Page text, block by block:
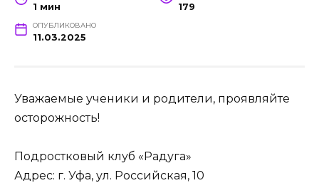
1 мин 179
ОПУБЛИКОВАНО
11.03.2025
Уважаемые ученики и родители, проявляйте
осторожность!
Подростковый клуб «Радуга»
Адрес: г. Уфа, ул. Российская, 10